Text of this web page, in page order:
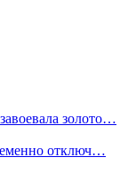
золото…
отключ…